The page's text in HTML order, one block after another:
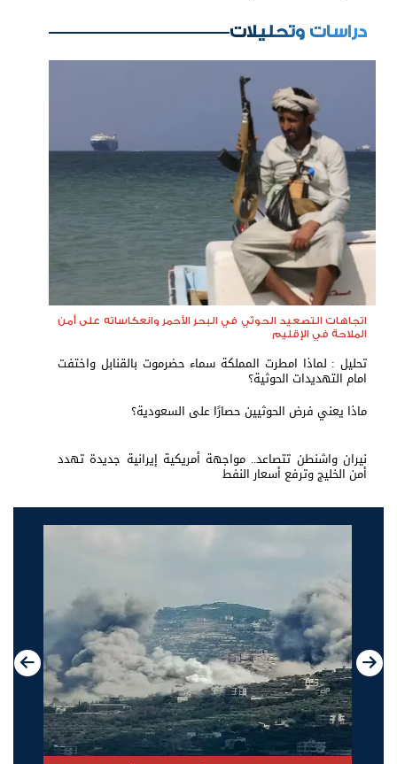
دراسات وتحليلات
اتجاهات التصعيد الحوثي في البحر الأحمر وانعكاساته على أمن
الملاحة في الإقليم
تحليل : لماذا امطرت المملكة سماء حضرموت بالقنابل واختفت
امام التهديدات الحوثية؟
ماذا يعني فرض الحوثيين حصارًا على السعودية؟
نيران واشنطن تتصاعد.. مواجهة أمريكية إيرانية جديدة تهدد
أمن الخليج وترفع أسعار النفط